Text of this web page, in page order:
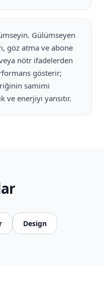
Gülümseyen
göz atma ve abone
nötr ifadelerden
gösterir;
samimi
ve enerjiyi yansıtır.
Design